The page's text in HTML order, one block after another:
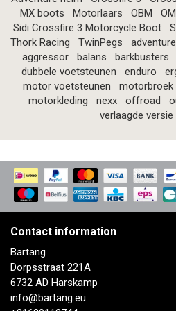
MX boots
Motorlaars OBM OM
Sidi Crossfire 3 Motorcycle Boot
Thork Racing
TwinPegs
aggressor
balans barkbusters
dubbele voetsteunen
enduro
motor voetsteunen
motorbroek
motorkleding
nexx offroad
verlaagde versie
Contact information
Bartang
Dorpsstraat 221A
6732 AD Harskamp
info@bartang.eu